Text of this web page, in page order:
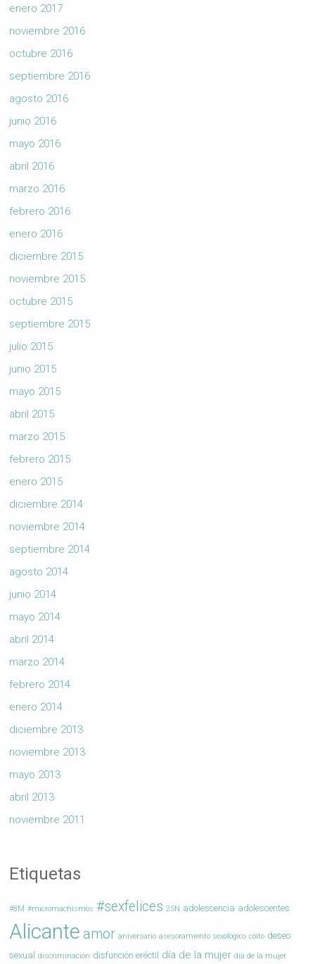
enero 2017
noviembre 2016
octubre 2016
septiembre 2016
agosto 2016
junio 2016
mayo 2016
abril 2016
marzo 2016
febrero 2016
enero 2016
diciembre 2015
noviembre 2015
octubre 2015
septiembre 2015
julio 2015
junio 2015
mayo 2015
abril 2015
marzo 2015
febrero 2015
enero 2015
diciembre 2014
noviembre 2014
septiembre 2014
agosto 2014
junio 2014
mayo 2014
abril 2014
marzo 2014
febrero 2014
enero 2014
diciembre 2013
noviembre 2013
mayo 2013
abril 2013
noviembre 2011
Etiquetas
#8M #micromachismos #sexfelices 25N adolescencia adolescentes
Alicante amor aniversario asesoramiento sexológico coito deseo
sexual
discriminación disfunción eréctil día de la mujer día de la mujer